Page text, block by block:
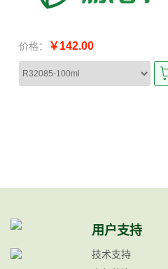
价格： ￥142.00
用户支持
技术支持